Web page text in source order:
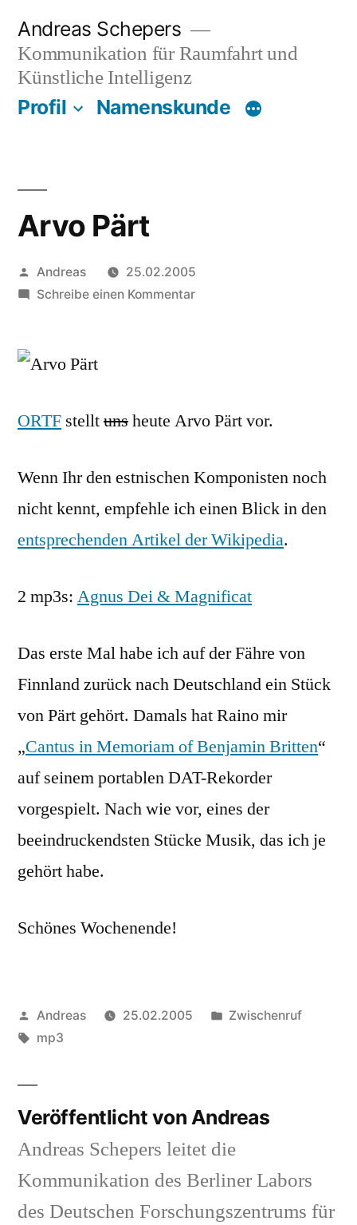
Inhalt
springen
Andreas Schepers
Kommunikation für Raumfahrt und
Künstliche Intelligenz
Profil Namenskunde
Arvo Pärt
Veröffentlicht
von
Andreas
25.02.2005
Schreibe einen Kommentarzu
ORTF stelltunsheute Arvo Pärt vor.
Wenn Ihr den estnischen Komponisten noch
nicht kennt, empfehle ich einen Blick in den
entsprechenden Artikel der Wikipedia.
2 mp3s: Agnus Dei & Magnificat
Das erste Mal habe ich auf der Fähre von
Finnland zurück nach Deutschland ein Stück
von Pärt gehört. Damals hat Raino mir
„Cantus in Memoriam of Benjamin Britten“
auf seinem portablen DAT-Rekorder
vorgespielt. Nach wie vor, eines der
beeindruckendsten Stücke Musik, das ich je
gehört habe.
Schönes Wochenende!
Veröffentlicht
von
Andreas 25.02.2005
Veröffentlicht
Zwischenruf
Schlagwörter:
mp3
Veröffentlicht von Andreas
Andreas Schepers leitet die
Kommunikation des Berliner Labors
des Deutschen Forschungszentrums für